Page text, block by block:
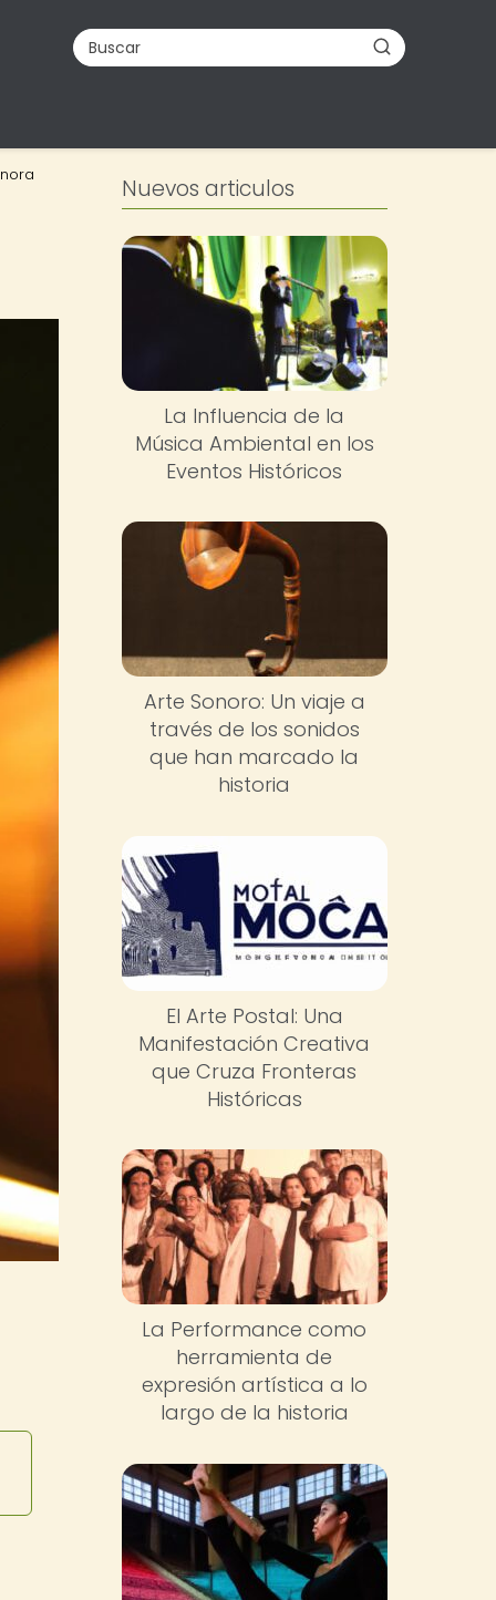
Nuevos articulos
La Influencia de la
Música Ambiental en los
Eventos Históricos
Arte Sonoro: Un viaje a
través de los sonidos
que han marcado la
historia
El Arte Postal: Una
Manifestación Creativa
que Cruza Fronteras
Históricas
La Performance como
herramienta de
expresión artística a lo
largo de la historia